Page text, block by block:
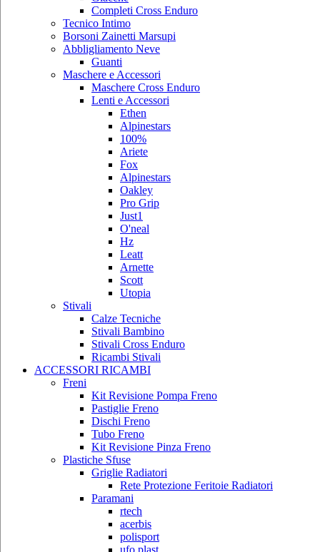
Completi Cross Enduro
Tecnico Intimo
Borsoni Zainetti Marsupi
Abbligliamento Neve
Guanti
Maschere e Accessori
Maschere Cross Enduro
Lenti e Accessori
Ethen
Alpinestars
100%
Ariete
Fox
Alpinestars
Oakley
Pro Grip
Just1
O'neal
Hz
Leatt
Arnette
Scott
Utopia
Stivali
Calze Tecniche
Stivali Bambino
Stivali Cross Enduro
Ricambi Stivali
ACCESSORI RICAMBI
Freni
Kit Revisione Pompa Freno
Pastiglie Freno
Dischi Freno
Tubo Freno
Kit Revisione Pinza Freno
Plastiche Sfuse
Griglie Radiatori
Rete Protezione Feritoie Radiatori
Paramani
rtech
acerbis
polisport
ufo plast